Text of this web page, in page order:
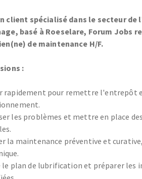
client spécialisé dans le secteur de
basé à Roeselare, Forum Jobs
de maintenance H/F.
:
rapidement pour remettre l'entrepôt
les problèmes et mettre en place
la maintenance préventive et
le plan de lubrification et préparer les